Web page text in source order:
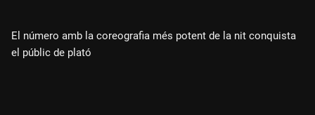
El número amb la coreografia més potent de la nit conquista
el públic de plató